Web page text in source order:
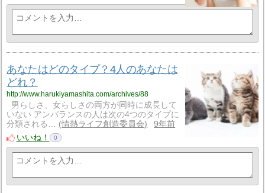
あなたはどのタイプ？4人のあなたは
どれ？
http://www.harukiyamashita.com/archives/88
男らしさ、女らしさの両方が同時に成長して
いない アンバランスの人は次の4つのタイプに
分類される…
情熱ライフ創造委員会
9年前
いいね！
0